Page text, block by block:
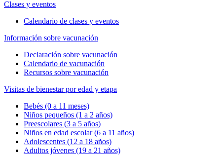
Clases y eventos
Calendario de clases y eventos
Información sobre vacunación
Declaración sobre vacunación
Calendario de vacunación
Recursos sobre vacunación
Visitas de bienestar por edad y etapa
Bebés (0 a 11 meses)
Niños pequeños (1 a 2 años)
Preescolares (3 a 5 años)
Niños en edad escolar (6 a 11 años)
Adolescentes (12 a 18 años)
Adultos jóvenes (19 a 21 años)